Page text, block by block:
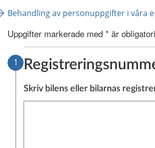
Behandling av personuppgifter i våra
Uppgifter markerade med * är